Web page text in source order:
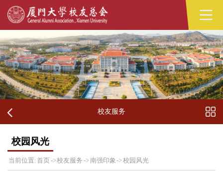
校友服务
校园风光
当前位置:首页->校友服务 ->南强印象->校园风光